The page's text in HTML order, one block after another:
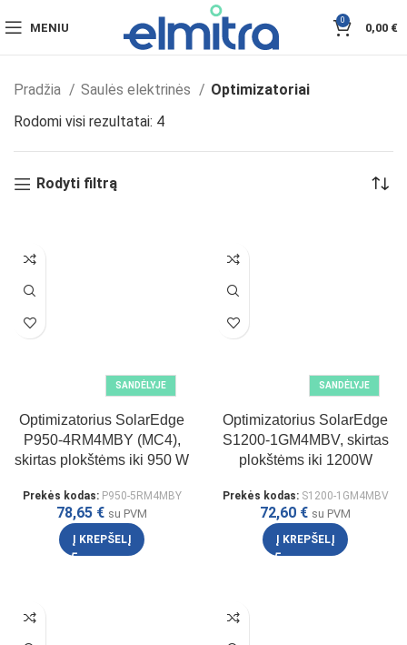
MENIU
0
0,00 €
Pradžia Saulės elektrinės
Optimizatoriai
Rodomi visi rezultatai: 4
Rodyti filtrą
SANDĖLYJE
Optimizatorius SolarEdge
P950-4RM4MBY (MC4),
skirtas plokštėms iki 950 W
Prekės kodas: P950-5RM4MBY
78,65 € su PVM
Į KREPŠELĮ
SANDĖLYJE
Optimizatorius SolarEdge
S1200-1GM4MBV, skirtas
plokštėms iki 1200W
Prekės kodas: S1200-1GM4MBV
72,60 € su PVM
Į KREPŠELĮ